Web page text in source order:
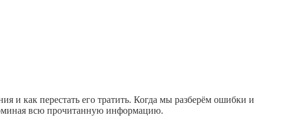
и как перестать его тратить. Когда мы разберём ошибки и
всю прочитанную информацию.